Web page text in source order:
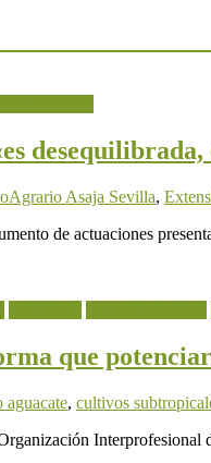
desequilibrada,
Asaja Sevilla,
de actuaciones
que
aguacate, cultivos